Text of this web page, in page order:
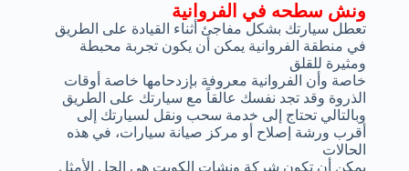
ونش سطحه في الفروانية
تعطل سيارتك بشكل مفاجئ أثناء القيادة على الطريق
في منطقة الفروانية يمكن أن يكون تجربة محبطة
ومثيرة للقلق
خاصة وأن الفروانية معروفة بإزدحامها خاصة أوقات
الذروة وقد تجد نفسك عالقاً مع سيارتك على الطريق
وبالتالي تحتاج إلى خدمة سحب ونقل لسيارتك إلى
أقرب ورشة إصلاح أو مركز صيانة سيارات، في هذه
الحالات
يمكن أن تكون شركة ونشات الكويت هي الحل الأمثل